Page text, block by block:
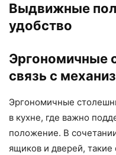
Выдвижные
удобство
Эргономичные
связь с
Эргономичные
в кухне, где важно
положение. В
ящиков и дверей,